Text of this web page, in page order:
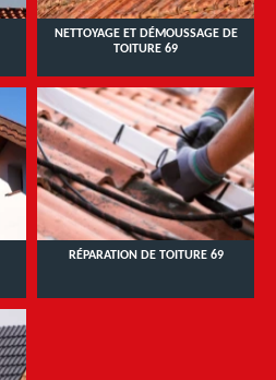
NETTOYAGE ET DÉMOUSSAGE DE
TOITURE 69
RÉPARATION DE TOITURE 69